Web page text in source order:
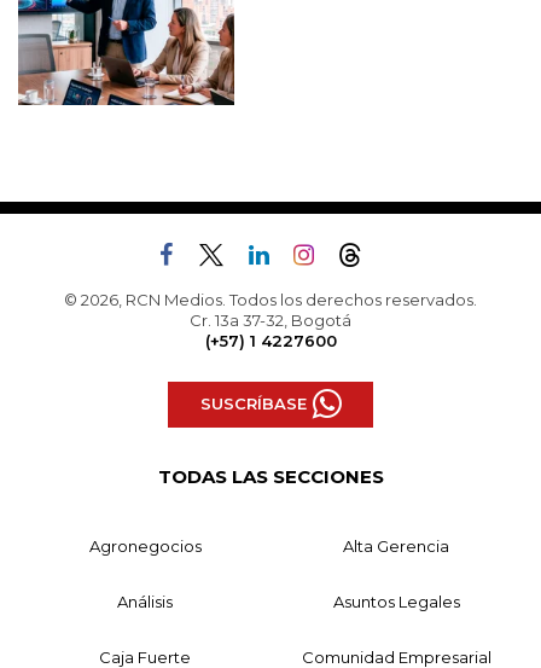
© 2026, RCN Medios. Todos los derechos reservados.
Cr. 13a 37-32, Bogotá
(+57) 1 4227600
SUSCRÍBASE
TODAS LAS SECCIONES
Agronegocios Alta Gerencia
Análisis Asuntos Legales
Caja Fuerte Comunidad Empresarial